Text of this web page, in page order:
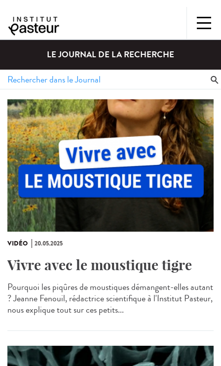
LE JOURNAL DE LA RECHERCHE
VIDÉO 20.05.2025
Vivre avec le moustique tigre
Pourquoi les piqûres de moustiques démangent-elles autant
? Jeanne Fenouil, rédactrice scientifique à l'Institut Pasteur,
nous explique tout sur ces petits...